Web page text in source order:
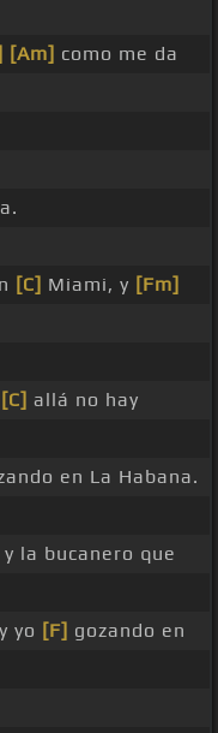
[Am] como me da
[C] Miami, y [Fm]
[C] allá no hay
en La Habana.
la bucanero que
y yo [F] gozando en